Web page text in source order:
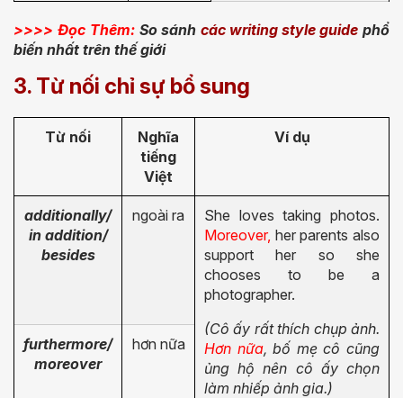
>>>> Đọc Thêm:So sánhcác writing style guide phổ
biến nhất trên thế giới
3. Từ nối chỉ sự bổ sung
Từ nối
Nghĩa
tiếng
Việt
Ví dụ
additionally/
in addition/
besides
ngoài ra
She loves taking photos.
Moreover, her parents also
support her so she
chooses to be a
photographer.
(Cô ấy rất thích chụp ảnh.
Hơn nữa, bố mẹ cô cũng
ủng hộ nên cô ấy chọn
làm nhiếp ảnh gia.)
furthermore/
moreover
hơn nữa